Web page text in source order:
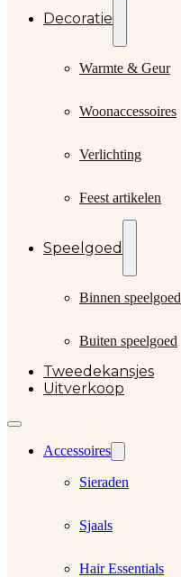
Decoratie
Warmte & Geur
Woonaccessoires
Verlichting
Feest artikelen
Speelgoed
Binnen speelgoed
Buiten speelgoed
Tweedekansjes
Uitverkoop
Accessoires
Sieraden
Sjaals
Hair Essentials